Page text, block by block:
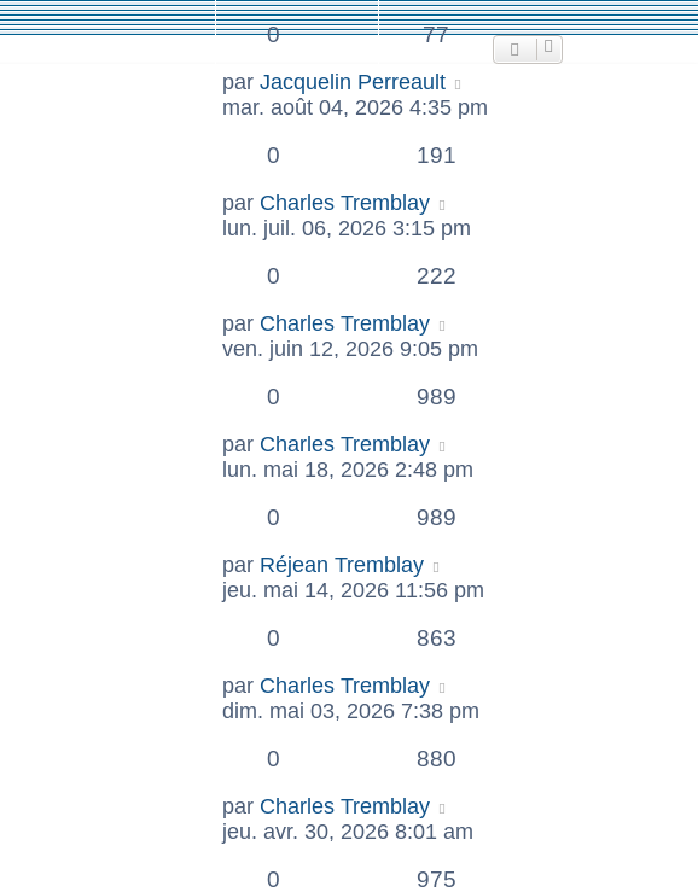
0 77
par Jacquelin Perreault
mar. août 04, 2026 4:35 pm
0 191
par Charles Tremblay
lun. juil. 06, 2026 3:15 pm
0 222
par Charles Tremblay
ven. juin 12, 2026 9:05 pm
0 989
par Charles Tremblay
lun. mai 18, 2026 2:48 pm
0 989
par Réjean Tremblay
jeu. mai 14, 2026 11:56 pm
0 863
par Charles Tremblay
dim. mai 03, 2026 7:38 pm
0 880
par Charles Tremblay
jeu. avr. 30, 2026 8:01 am
0 975